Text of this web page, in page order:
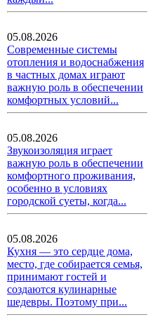
05.08.2026
Современные системы
отопления и водоснабжения
в частных домах играют
важную роль в обеспечении
комфортных условий...
05.08.2026
Звукоизоляция играет
важную роль в обеспечении
комфортного проживания,
особенно в условиях
городской суеты, когда...
05.08.2026
Кухня — это сердце дома,
место, где собирается семья,
принимают гостей и
создаются кулинарные
шедевры. Поэтому при...